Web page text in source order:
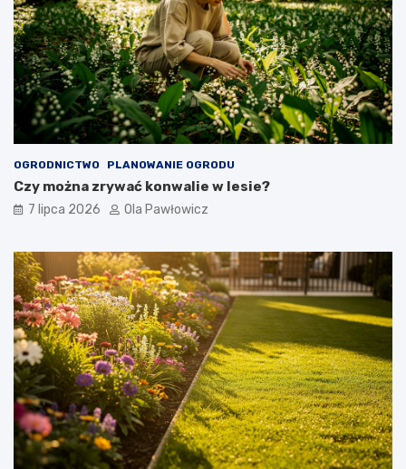
OGRODNICTWO PLANOWANIE OGRODU
Czy można zrywać konwalie w lesie?
7 lipca 2026 Ola Pawłowicz